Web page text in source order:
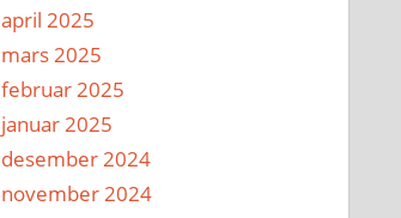
april 2025
mars 2025
februar 2025
januar 2025
desember 2024
november 2024